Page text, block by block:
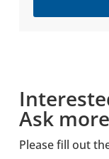
Ask
Please fill out